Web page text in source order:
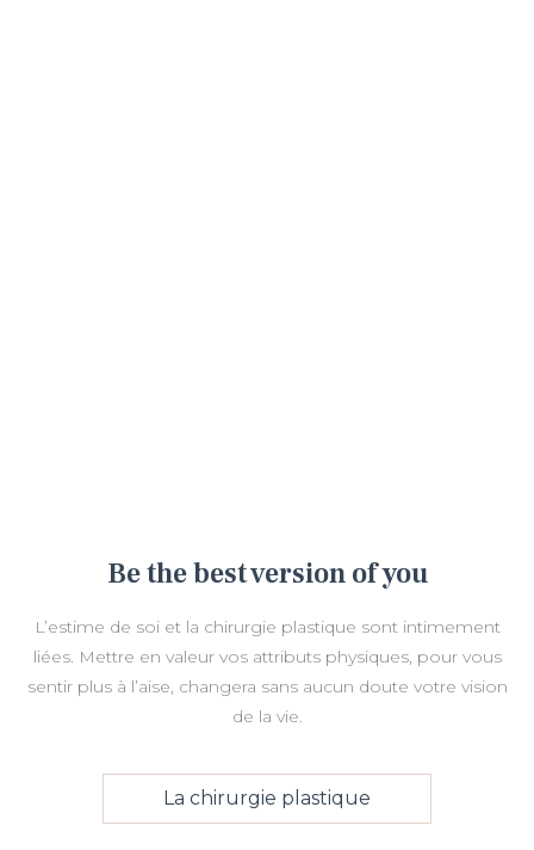
Be the best version of you
L’estime de soi et la chirurgie plastique sont intimement
liées. Mettre en valeur vos attributs physiques, pour vous
sentir plus à l’aise, changera sans aucun doute votre vision
de la vie.
La chirurgie plastique